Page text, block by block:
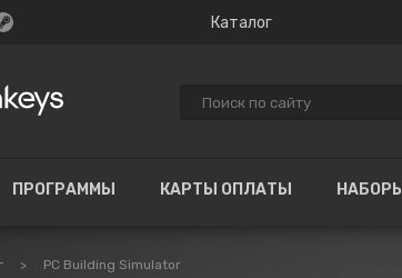
Каталог
ПРОГРАММЫ КАРТЫ ОПЛАТЫ НАБОРЫ
> PC Building Simulator